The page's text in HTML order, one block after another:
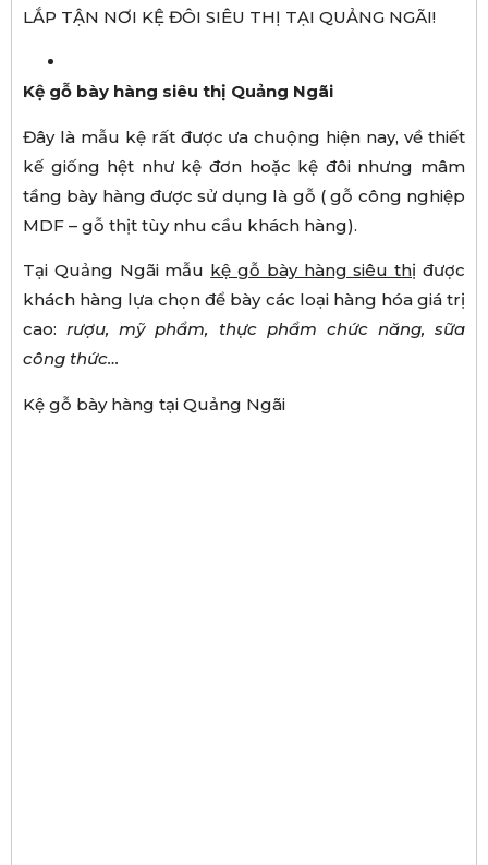
LẮP TẬN NƠI KỆ ĐÔI SIÊU THỊ TẠI QUẢNG NGÃI!
Kệ gỗ bày hàng siêu thị Quảng Ngãi
Đây là mẫu kệ rất được ưa chuộng hiện nay, về thiết
kế giống hệt như kệ đơn hoặc kệ đôi nhưng mâm
tầng bày hàng được sử dụng là gỗ ( gỗ công nghiệp
MDF – gỗ thịt tùy nhu cầu khách hàng).
Tại Quảng Ngãi mẫu kệ gỗ bày hàng siêu thị được
khách hàng lựa chọn để bày các loại hàng hóa giá trị
cao:rượu, mỹ phẩm, thực phẩm chức năng, sữa
công thức…
Kệ gỗ bày hàng tại Quảng Ngãi